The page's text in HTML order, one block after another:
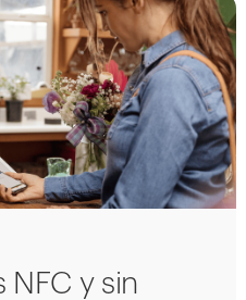
y sin